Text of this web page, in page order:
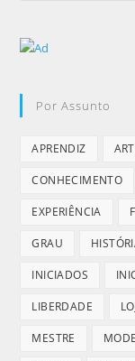
Por Assunto
APRENDIZ
CONHECIMENTO
EXPERIÊNCIA
GRAU
INICIADOS
LIBERDADE
MESTRE